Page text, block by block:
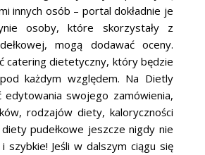
innych osób – portal dokładnie je
osoby, które skorzystały z
mogą dodawać oceny.
catering dietetyczny, który będzie
każdym względem. Na Dietly
edytowania swojego zamówienia,
rodzajów diety, kaloryczności
pudełkowe jeszcze nigdy nie
szybkie! Jeśli w dalszym ciągu się